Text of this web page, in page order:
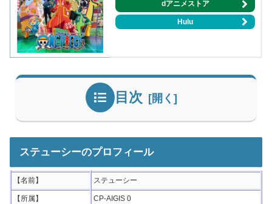
dアニメストア
Hulu
目次
ステューシーのプロフィール
【名前】 ステューシー
【所属】 CP-AIGIS 0